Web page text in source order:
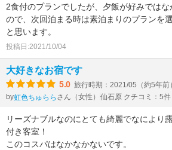
2食付のプランでしたが、夕飯が好みではな
ので、次回泊まる時は素泊まりのプランを
と思います。
投稿日:2021/10/04
大好きなお宿です
5.0 旅行時期：2021/05（約5年前）
by虹色ちゅらら さん（女性） 仙石原 クチコミ：5件
リーズナブルなのにとても綺麗でなにより
付き客室！
このコスパはなかなかないです。